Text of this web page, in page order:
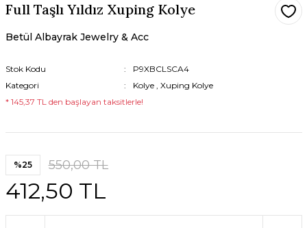
Full Taşlı Yıldız Xuping Kolye
Betül Albayrak Jewelry & Acc
Stok Kodu
P9XBCLSCA4
Kategori
Kolye , Xuping Kolye
* 145,37 TL den başlayan taksitlerle!
%25 550,00 TL
412,50 TL